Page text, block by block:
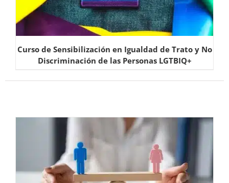
Curso de Sensibilización en Igualdad de Trato y No
Discriminación de las Personas LGTBIQ+